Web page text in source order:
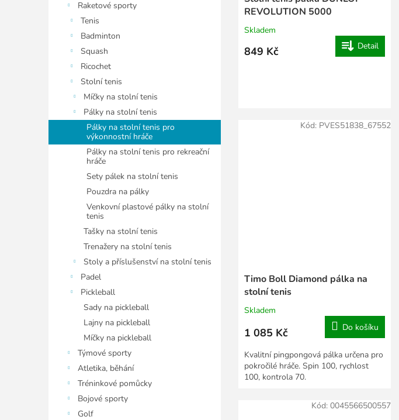
Raketové sporty
Tenis
Badminton
Squash
Ricochet
Stolní tenis
Míčky na stolní tenis
Pálky na stolní tenis
Pálky na stolní tenis pro
výkonnostní hráče
Pálky na stolní tenis pro rekreační
hráče
Sety pálek na stolní tenis
Pouzdra na pálky
Venkovní plastové pálky na stolní
tenis
Tašky na stolní tenis
Trenažery na stolní tenis
Stoly a příslušenství na stolní tenis
Padel
Pickleball
Sady na pickleball
Lajny na pickleball
Míčky na pickleball
Týmové sporty
Atletika, běhání
Tréninkové pomůcky
Bojové sporty
Golf
REVOLUTION 5000
Skladem
849 Kč Detail
Timo Boll Diamond pálka na
stolní tenis
Skladem
1 085 Kč Do košíku
Kvalitní pingpongová pálka určena pro
pokročilé hráče. Spin 100, rychlost
100, kontrola 70.
Kód: PVES51838_67552
Kód: 0045566500557